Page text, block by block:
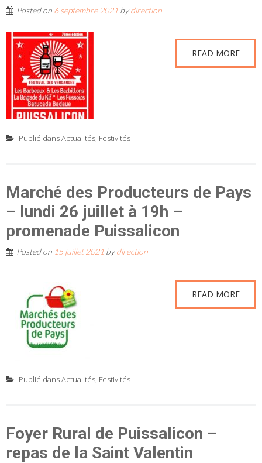
Posted on 6 septembre 2021 bydirection
READ MORE
Publié dansActualités, Festivités
Marché des Producteurs de Pays
– lundi 26 juillet à 19h –
promenade Puissalicon
Posted on 15 juillet 2021 bydirection
READ MORE
Publié dansActualités, Festivités
Foyer Rural de Puissalicon –
repas de la Saint Valentin